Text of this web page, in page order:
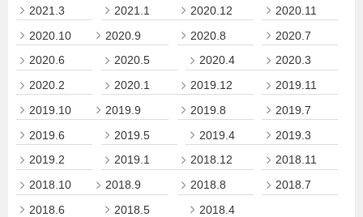
2021.3
2021.1 2020.12
2020.11
2020.10
2020.9 2020.8
2020.7
2020.6
2020.5 2020.4
2020.3
2020.2
2020.1 2019.12
2019.11
2019.10
2019.9 2019.8
2019.7
2019.6
2019.5 2019.4
2019.3
2019.2
2019.1 2018.12
2018.11
2018.10
2018.9 2018.8
2018.7
2018.6
2018.5 2018.4